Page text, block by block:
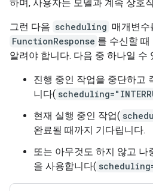
하며, 사용자는 모델과 계속 상호
그런 다음 scheduling 매개변수
FunctionResponse 를 수신할
알려야 합니다. 다음 중 하나일 수
진행 중인 작업을 중단하고
니다(
현재 실행 중인 작업(
완료될 때까지 기다립니다.
또는 아무것도 하지 않고 나
을 사용합니다(